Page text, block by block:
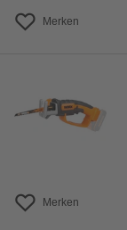
Merken
Merken